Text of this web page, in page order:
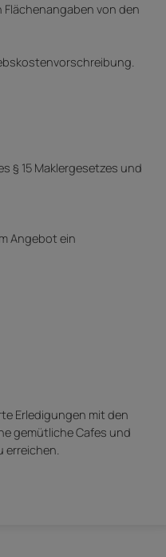
von den
§ 15 Maklergesetzes und
Angebot ein
Erledigungen mit den
gemütliche Cafes und
erreichen.